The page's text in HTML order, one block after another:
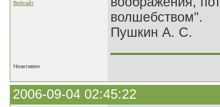
Вебсайт
волшебством".
Пушкин А. С.
Неактивен
2006-09-04 02:45:22